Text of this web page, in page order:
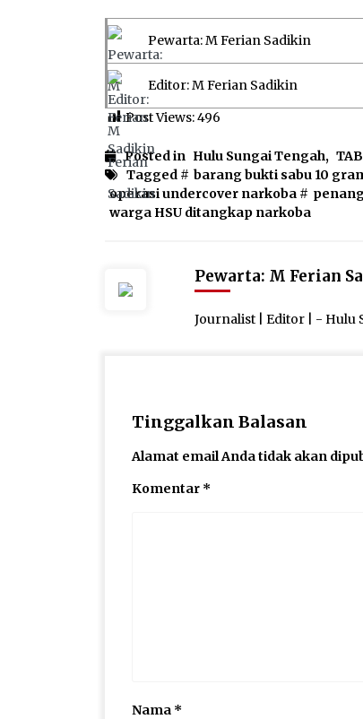
Pewarta: M Ferian Sadikin
Editor: M Ferian Sadikin
Post Views:496
Posted in Hulu Sungai Tengah,
Tagged # barang bukti sabu 10
operasi undercover narkoba #
warga HSU ditangkap narkoba
Pewarta: M Ferian
Journalist | Editor | - Hulu
Tinggalkan Balasan
Alamat email Anda tidak akan
Komentar *
Nama *